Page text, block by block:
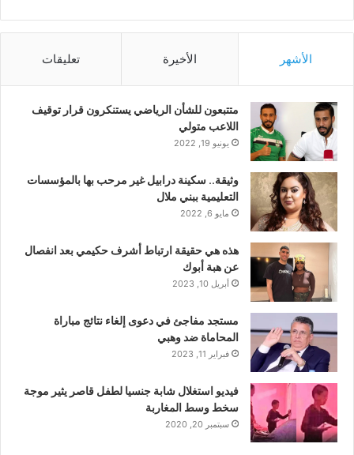
الأشهر الأخيرة تعليقات
متتبعون للشأن الرياضي يستنكرون قرار توقيف
اللاعب متولي
يونيو 19, 2022
وثيقة.. سكينة درابيل غير مرحب بها بالمؤسسات
التعليمية ببني ملال
مايو 6, 2022
هذه هي حقيقة ارتباط أشرف حكيمي بعد انفصال
عن هبة أبوك
أبريل 10, 2023
مستجد مفاجئ في دعوى إلغاء نتائج مباراة
المحاماة ضد وهبي
فبراير 11, 2023
فيديو استغلال شابة جنسيا لطفل قاصر يثير موجة
سخط وسط المغاربة
سبتمبر 20, 2020